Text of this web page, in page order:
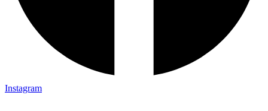
Instagram